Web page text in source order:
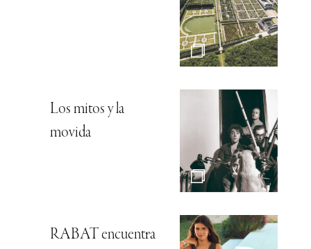
Los mitos y la
movida
RABAT encuentra